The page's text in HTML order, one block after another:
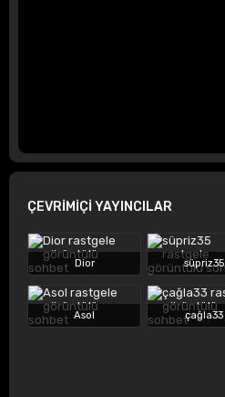
ÇEVRİMİÇİ YAYINCILAR
Dior süpriz35
Asol çağla33